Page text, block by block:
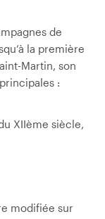
de
la première
Martin, son
:
XIIème siècle,
modifiée sur